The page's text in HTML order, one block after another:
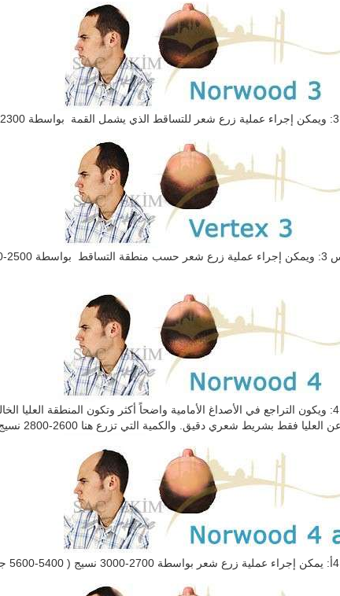
5600 جذر شعري).
نوروود 4: ويكون التراجع في الأصداغ الأمامية واضحاً أكثر وتكون المنطقة
فقط بشريط شعري دقيق. والكمية التي تزرع هنا 2600-2800 نسيج ( 5200-5600 جذر شعري وتتغير بين ذلك.